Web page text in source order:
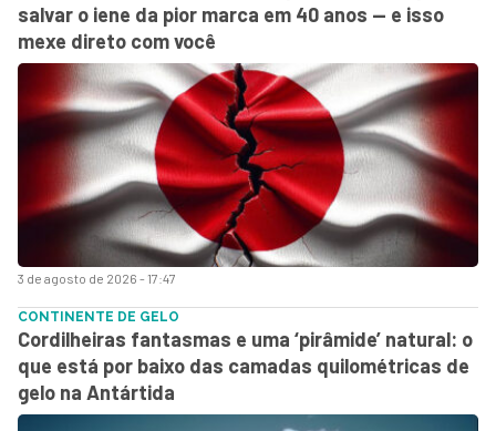
3 de agosto de 2026 - 17:47
salvar o iene da pior marca em 40 anos — e isso
mexe direto com você
CONTINENTE DE GELO
Cordilheiras fantasmas e uma ‘pirâmide’ natural: o
que está por baixo das camadas quilométricas de
gelo na Antártida